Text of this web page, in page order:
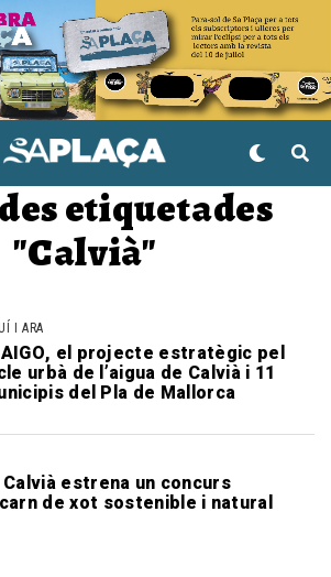
etiquetades
"Calvià"
I ARA
el projecte estratègic pel
urbà de l’aigua de Calvià i 11
del Pla de Mallorca
estrena un concurs
de xot sostenible i natural